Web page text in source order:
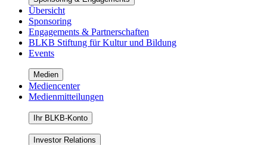
Übersicht
Sponsoring
Engagements & Partnerschaften
BLKB Stiftung für Kultur und Bildung
Events
Medien
Mediencenter
Medienmitteilungen
Ihr BLKB-Konto
Investor Relations